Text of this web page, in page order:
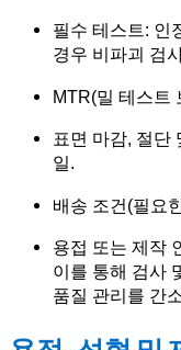
필수 테스트: 인
경우 비파괴 검
MTR(밀 테스트
표면 마감, 절단
일.
배송 조건(필요
용접 또는 제작
이를 통해 검사
품질 관리를 간